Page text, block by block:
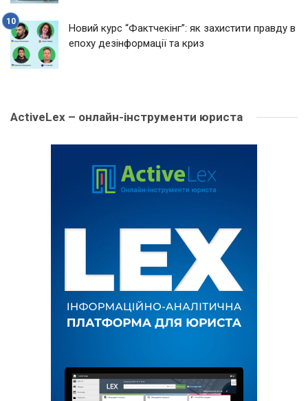
Новий курс “Фактчекінг”: як захистити правду в
епоху дезінформації та криз
ActiveLex – онлайн-інструменти юриста